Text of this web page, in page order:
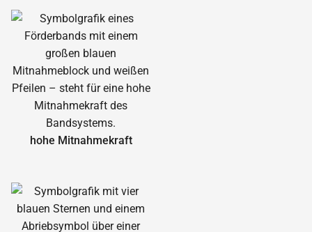
hohe Mitnahmekraft